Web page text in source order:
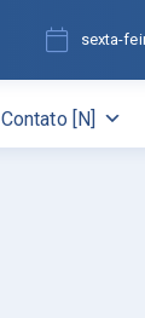
Contato [N]
sexta-